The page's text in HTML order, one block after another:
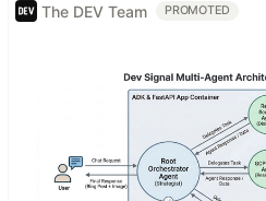
The DEV Team PROMOTED